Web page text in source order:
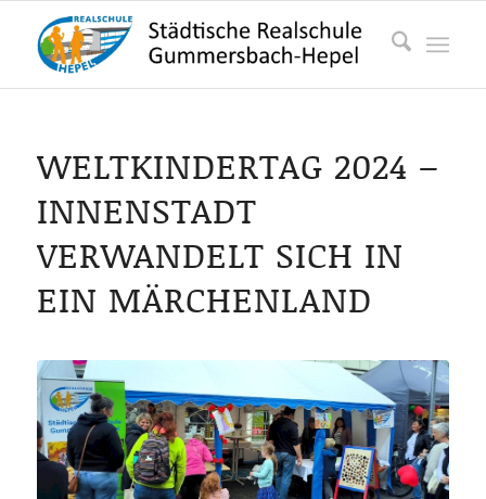
WELTKINDERTAG 2024 –
INNENSTADT
VERWANDELT SICH IN
EIN MÄRCHENLAND